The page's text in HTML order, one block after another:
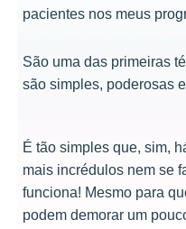
pacientes nos meus
São uma das primeiras
são simples, poderosas
É tão simples que, sim,
mais incrédulos nem se
funciona! Mesmo para
podem demorar um